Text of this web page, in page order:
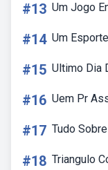
#13 Um Jogo
#14 Um
#15 Ultimo Dia
#16 Uem Pr
#17 Tudo
#18 Triangulo